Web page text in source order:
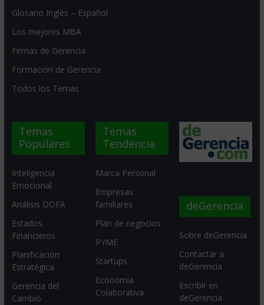
Glosario Inglés – Español
Los mejores MBA
Firmas de Gerencia
Formación de Gerencia
Todos los Temas
Temas
Populares
Inteligencia
Emocional
Análisis DOFA
Estados
Financieros
Planificación
Estratégica
Gerencia del
Cambio
Temas
Tendencia
Marca Personal
Empresas
familiares
Plan de negocios
PYME
Startups
Economia
Colaborativa
deGerencia
Sobre deGerencia
Contactar a
deGerencia
Escribir en
deGerencia